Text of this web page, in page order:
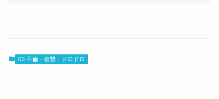
03 不倫・復讐・ドロドロ